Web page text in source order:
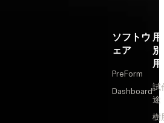
ソフトウ
ェア
PreForm
Dashboard試
途
樹